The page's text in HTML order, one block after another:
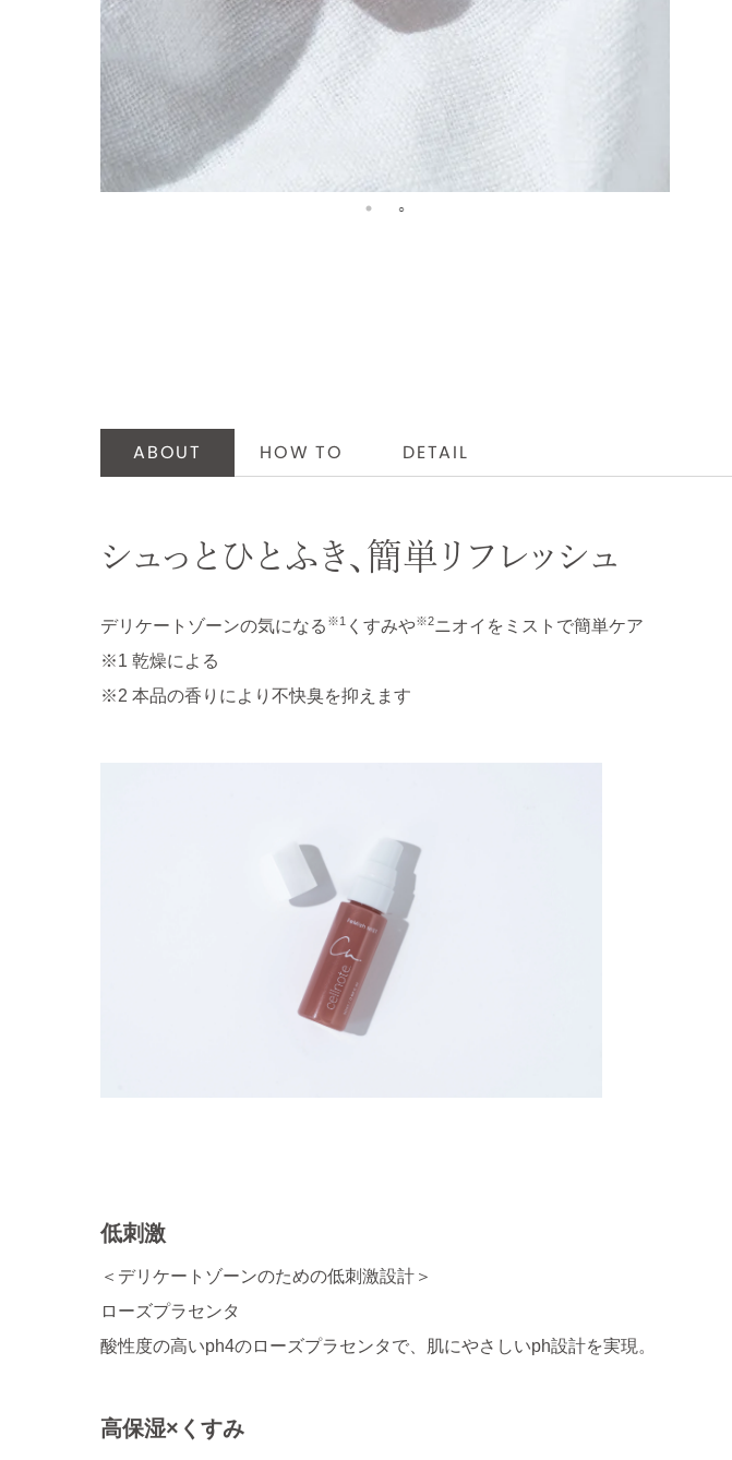
ABOUT HOW TO DETAIL
シュっとひとふき、簡単リフレッシュ
デリケートゾーンの気になる ※1 くすみや※2ニオイをミストで簡単ケア
※1 乾燥による
※2 本品の香りにより不快臭を抑えます
低刺激
＜デリケートゾーンのための低刺激設計＞
ローズプラセンタ
酸性度の高いph4のローズプラセンタで、肌にやさしいph設計を実現。
高保湿×くすみ